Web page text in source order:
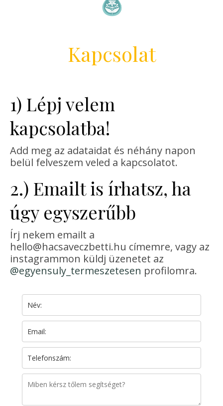
Kapcsolat
1) Lépj velem
kapcsolatba!
Add meg az adataidat és néhány napon
belül felveszem veled a kapcsolatot.
2.) Emailt is írhatsz, ha
úgy egyszerűbb
Írj nekem emailt a
hello@hacsaveczbetti.hu címemre, vagy az
instagrammon küldj üzenetet az
@egyensuly_termeszetesen profilomra.